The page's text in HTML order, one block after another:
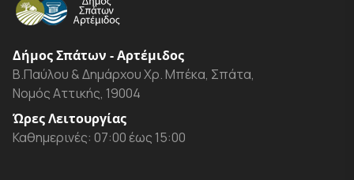
Δήμος Σπάτων - Αρτέμιδος
Β.Παύλου & Δημάρχου Χρ. Μπέκα, Σπάτα,
Νομός Αττικής, 19004
Ώρες Λειτουργίας
Καθημερινές: 07:00 έως 15:00